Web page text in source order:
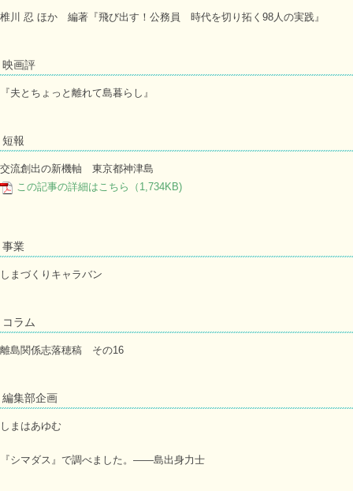
椎川 忍 ほか 編著『飛び出す！公務員 時代を切り拓く98人の実践』
映画評
『夫とちょっと離れて島暮らし』
短報
交流創出の新機軸 東京都神津島
この記事の詳細はこちら（1,734KB)
事業
しまづくりキャラバン
コラム
離島関係志落穂稿 その16
編集部企画
しまはあゆむ
『シマダス』で調べました。――島出身力士